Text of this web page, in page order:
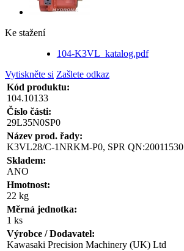
Ke stažení
104-K3VL_katalog.pdf
Vytiskněte si Zašlete odkaz
Kód produktu:
104.10133
Číslo části:
29L35N0SP0
Název prod. řady:
K3VL28/C-1NRKM-P0, SPR QN:20011530
Skladem:
ANO
Hmotnost:
22 kg
Měrná jednotka:
1 ks
Výrobce / Dodavatel:
Kawasaki Precision Machinery (UK) Ltd